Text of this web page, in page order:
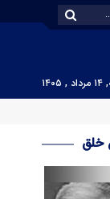
خلق